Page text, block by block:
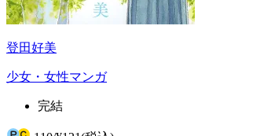
登田好美
少女・女性マンガ
完結